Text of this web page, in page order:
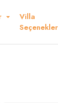
Villa
ve Şartlar